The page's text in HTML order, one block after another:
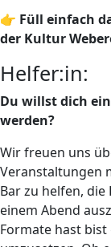
👉 Füll einfach
der Kultur
Helfer:in:
Du willst dich
werden?
Wir freuen uns
Veranstaltungen
Bar zu helfen,
einem Abend
Formate hast